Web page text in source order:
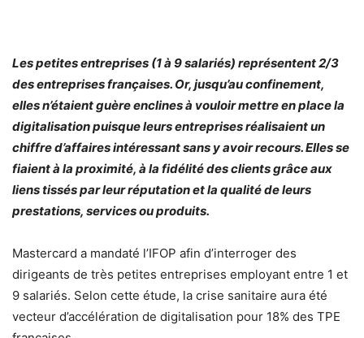
Les petites entreprises (1 à 9 salariés) représentent 2/3
des entreprises françaises. Or, jusqu’au confinement,
elles n’étaientguère enclines à vouloir mettre en place la
digitalisation puisque leurs entreprises réalisaient un
chiffre d’affaires intéressant sans y avoir recours. Elles se
fiaient à la proximité, à la fidélité des clients grâce aux
liens tissés par leur réputation et la qualité de leurs
prestations, services ou produits.
Mastercard a mandaté l’IFOP afin d’interroger des
dirigeants de très petites entreprises employant entre 1 et
9 salariés. Selon cette étude, la crise sanitaire aura été
vecteur d’accélération de digitalisation pour 18% des TPE